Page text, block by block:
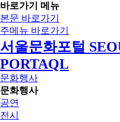
바로가기 메뉴
본문 바로가기
주메뉴 바로가기
서울문화포털
PORTAQL
문화행사
문화행사
공연
전시